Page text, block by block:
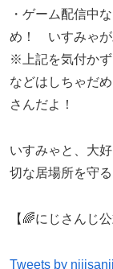
・ゲーム配信中
め！ いすみゃが
※上記を気付か
などはしちゃだ
さんだよ！
いすみゃと、大
切な居場所を守る
【🌈にじさんじ公
Tweets by